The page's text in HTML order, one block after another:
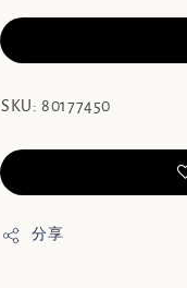
SKU: 80177450
分享